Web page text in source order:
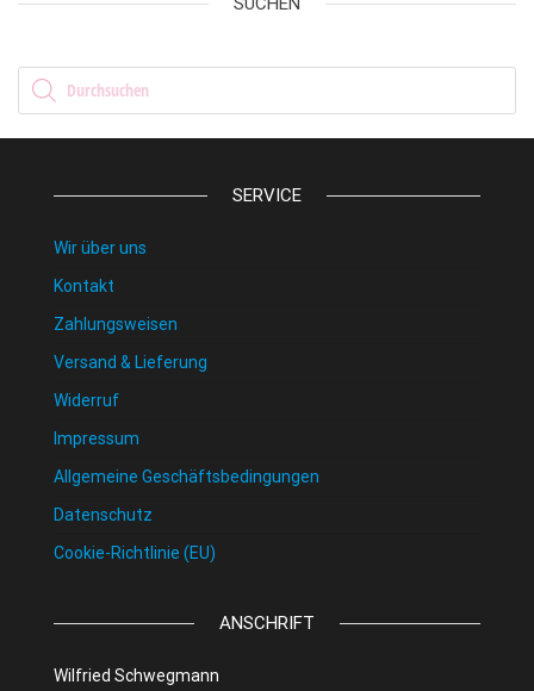
Products search
SERVICE
Wir über uns
Kontakt
Zahlungsweisen
Versand & Lieferung
Widerruf
Impressum
Allgemeine Geschäftsbedingungen
Datenschutz
Cookie-Richtlinie (EU)
ANSCHRIFT
Wilfried Schwegmann